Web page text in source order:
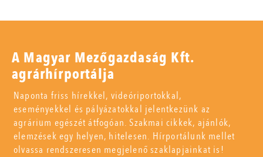
A Magyar Mezőgazdaság Kft.
agrárhírportálja
Naponta friss hírekkel, videóriportokkal,
eseményekkel és pályázatokkal jelentkezünk az
agrárium egészét átfogóan. Szakmai cikkek, ajánlók,
elemzések egy helyen, hitelesen. Hírportálunk mellet
olvassa rendszeresen megjelenő szaklapjainkat is!